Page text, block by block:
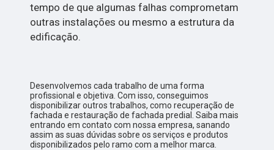
tempo de que algumas falhas comprometam
outras instalações ou mesmo a estrutura da
edificação.
Desenvolvemos cada trabalho de uma forma
profissional e objetiva. Com isso, conseguimos
disponibilizar outros trabalhos, como recuperação de
fachada e restauração de fachada predial. Saiba mais
entrando em contato com nossa empresa, sanando
assim as suas dúvidas sobre os serviços e produtos
disponibilizados pelo ramo com a melhor marca.